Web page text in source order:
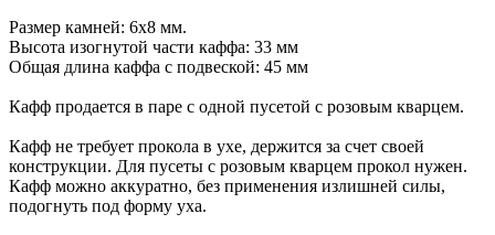
Размер камней: 6х8 мм.
Высота изогнутой части каффа: 33 мм
Общая длина каффа с подвеской: 45 мм
Кафф продается в паре с одной пусетой с розовым кварцем.
Кафф не требует прокола в ухе, держится за счет своей
конструкции. Для пусеты с розовым кварцем прокол нужен.
Кафф можно аккуратно, без применения излишней силы,
подогнуть под форму уха.